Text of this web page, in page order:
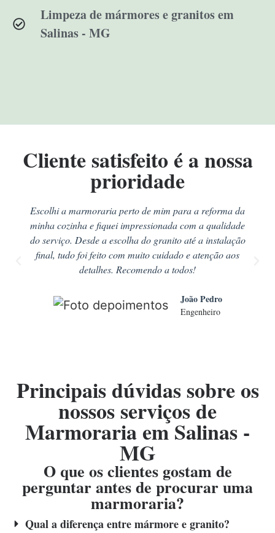
Limpeza de mármores e granitos em
Salinas - MG
Cliente satisfeito é a nossa
prioridade
Escolhi a marmoraria perto de mim para a reforma da
minha cozinha e fiquei impressionada com a qualidade
do serviço. Desde a escolha do granito até a instalação
final, tudo foi feito com muito cuidado e atenção aos
detalhes. Recomendo a todos!
João Pedro
Engenheiro
Principais dúvidas sobre os
nossos serviços de
Marmoraria em Salinas -
MG
O que os clientes gostam de
perguntar antes de procurar uma
marmoraria?
Qual a diferença entre mármore e granito?